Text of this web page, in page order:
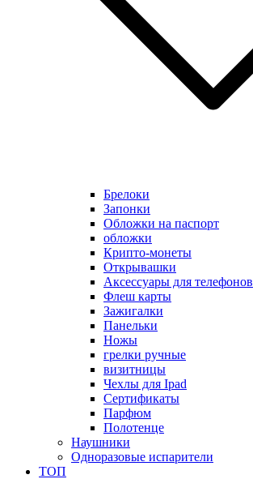
Брелоки
Запонки
Обложки на паспорт
обложки
Крипто-монеты
Открывашки
Аксессуары для телефонов
Флеш карты
Зажигалки
Панельки
Ножы
грелки ручные
визитницы
Чехлы для Ipad
Сертификаты
Парфюм
Полотенце
Наушники
Одноразовые испарители
ТОП